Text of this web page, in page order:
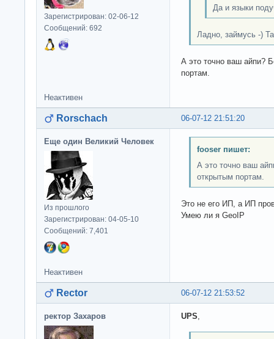
Зарегистрирован: 02-06-12
Сообщений: 692
Да и языки
Ладно, займусь -)
А это точно ваш айпи?
портам.
Неактивен
06-07-12 21:51:20
Rorschach
Еще один Великий Человек
Из прошлого
Зарегистрирован: 04-05-10
Сообщений: 7,401
fooser пишет:
А это точно ваш
открытым портам.
Это не его ИП, а ИП
Умею ли я GeoIP
Неактивен
06-07-12 21:53:52
Rector
ректор Захаров UPS